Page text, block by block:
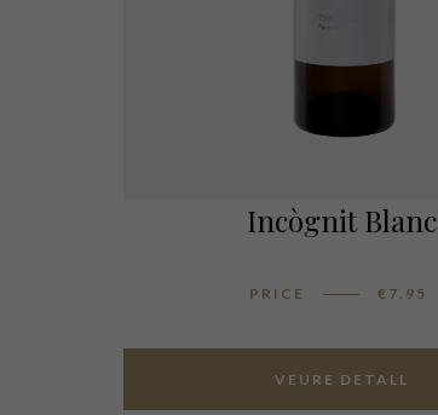
Incògnit Blanc
PRICE € 7.95
VEURE DETALL